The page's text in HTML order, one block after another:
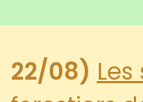
22/08)